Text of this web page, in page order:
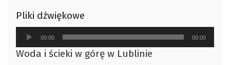
Pliki dźwiękowe
Odtwarzacz
plików
dźwiękowych
00:00 00:00
Woda i ścieki w górę w Lublinie